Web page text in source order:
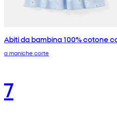
Abiti da bambina 100% cotone
a maniche corte
7